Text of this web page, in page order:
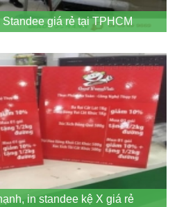
giá rẻ tại TPHCM
in standee kệ X giá rẻ